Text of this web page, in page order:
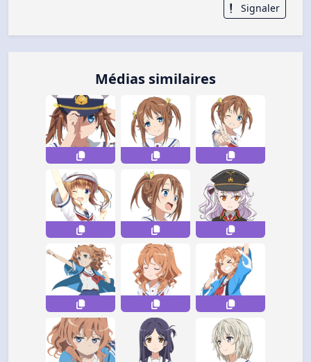
Signaler
Médias similaires